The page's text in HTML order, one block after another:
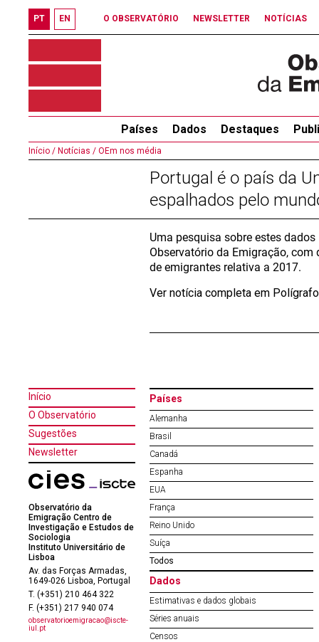
PT EN O OBSERVATÓRIO NEWSLETTER NOTÍCIAS
Países Dados Destaques
Início / Notícias / OEm nos média
Portugal é o país da
espalhados pelo
Uma pesquisa sobre estes
Observatório da Emigração,
de emigrantes relativa a 2017.
Ver notícia completa em
Início
O Observatório
Sugestões
Newsletter
Observatório da
Emigração Centro de
Investigação e Estudos de
Sociologia
Instituto Universitário de
Lisboa
Av. das Forças Armadas,
1649-026 Lisboa, Portugal
T. (+351) 210 464 322
F. (+351) 217 940 074
observatorioemigracao@iscte-
iul.pt
Países
Alemanha
Brasil
Canadá
Espanha
EUA
França
Reino Unido
Suíça
Todos
Dados
Estimativas e dados globais
Séries anuais
Censos